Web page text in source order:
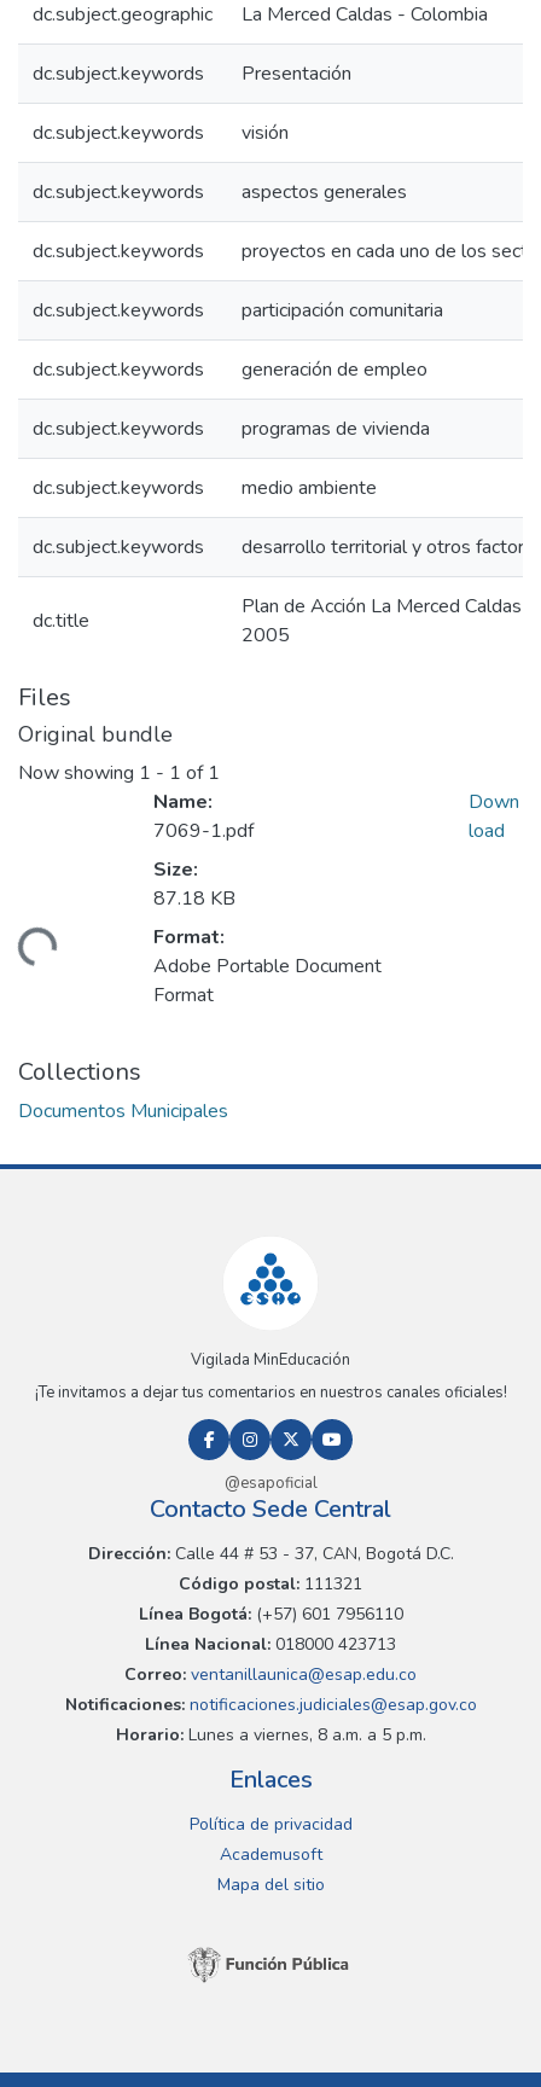
dc.subject.geographic La Merced Caldas - Colombia
dc.subject.keywords Presentación
dc.subject.keywords visión
dc.subject.keywords aspectos generales
dc.subject.keywords proyectos en cada uno de los
dc.subject.keywords participación comunitaria
dc.subject.keywords generación de empleo
dc.subject.keywords programas de vivienda
dc.subject.keywords medio ambiente
dc.subject.keywords desarrollo territorial y otros
dc.title
Plan de Acción La Merced Caldas
2005
Files
Original bundle
Now showing 1 - 1 of 1
Name:
7069-1.pdf
Size:
87.18 KB
Format:
Adobe Portable Document
Format
Down
load
Collections
Documentos Municipales
Vigilada MinEducación
¡Te invitamos a dejar tus comentarios en nuestros canales oficiales!
@esapoficial
Contacto Sede Central
Dirección:Calle 44 # 53 - 37, CAN, Bogotá D.C.
Código postal: 111321
Línea Bogotá:(+57) 601 7956110
Línea Nacional: 018000 423713
Correo: ventanillaunica@esap.edu.co
Notificaciones:notificaciones.judiciales@esap.gov.co
Horario:Lunes a viernes, 8 a.m. a 5 p.m.
Enlaces
Política de privacidad
Academusoft
Mapa del sitio